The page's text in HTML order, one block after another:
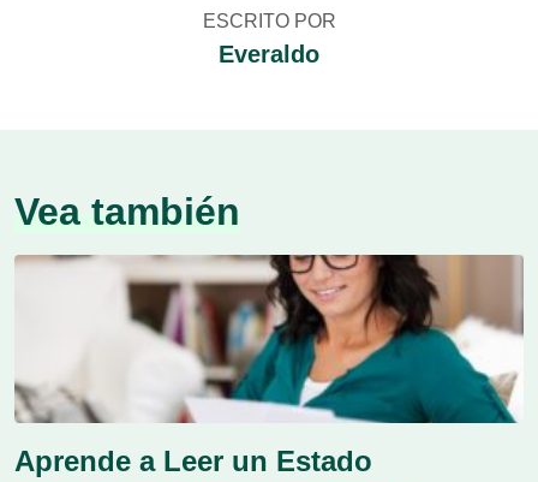
ESCRITO POR
Everaldo
Vea también
Aprende a Leer un Estado